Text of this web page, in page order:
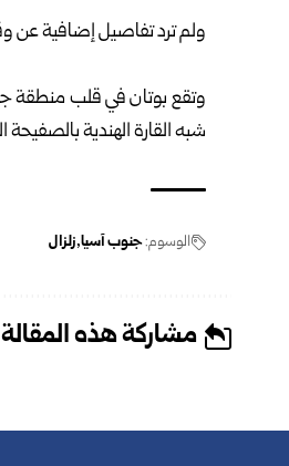
ولم ترد تفاصيل إضافية عن
وتقع بوتان في قلب منطقة
شبه القارة الهندية بالصفيحة
الوسوم:جنوب آسيا زلزال
مشاركة هذه المقالة